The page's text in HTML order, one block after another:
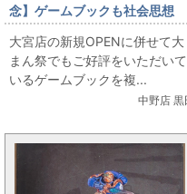
念】ゲームブックも社会思想
社・創元推理を筆頭にご用意し
ました
大宮店の新規OPENに併せて大
まん祭でもご好評をいただいて
いるゲームブックを複...
中野店 黒